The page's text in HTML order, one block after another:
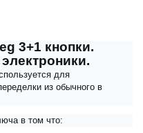
3+1 кнопки.
для
из обычного в
в том что: